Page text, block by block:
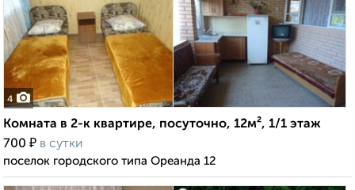
4
Комната в 2-к квартире, посуточно, 12м², 1/1 этаж
700 ₽ в сутки
поселок городского типа Ореанда 12